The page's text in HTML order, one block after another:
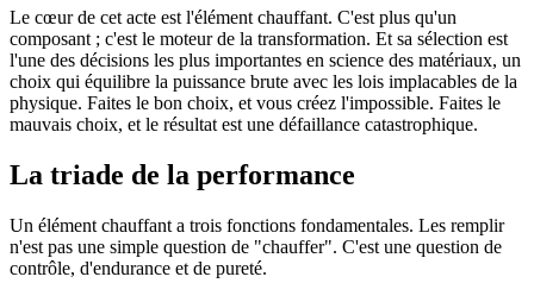
Le cœur de cet acte est l'élément chauffant. C'est plus qu'un
composant ; c'est le moteur de la transformation. Et sa sélection est
l'une des décisions les plus importantes en science des matériaux, un
choix qui équilibre la puissance brute avec les lois implacables de la
physique. Faites le bon choix, et vous créez l'impossible. Faites le
mauvais choix, et le résultat est une défaillance catastrophique.
La triade de la performance
Un élément chauffant a trois fonctions fondamentales. Les remplir
n'est pas une simple question de "chauffer". C'est une question de
contrôle, d'endurance et de pureté.